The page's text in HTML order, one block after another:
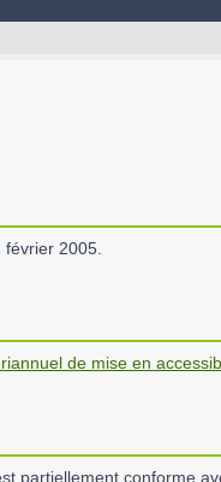
2005.
de mise en
partiellement conforme